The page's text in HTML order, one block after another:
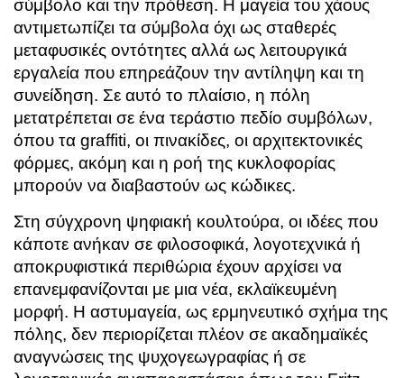
σύμβολο και την πρόθεση. Η μαγεία του χάους
αντιμετωπίζει τα σύμβολα όχι ως σταθερές
μεταφυσικές οντότητες αλλά ως λειτουργικά
εργαλεία που επηρεάζουν την αντίληψη και τη
συνείδηση. Σε αυτό το πλαίσιο, η πόλη
μετατρέπεται σε ένα τεράστιο πεδίο συμβόλων,
όπου τα graffiti, οι πινακίδες, οι αρχιτεκτονικές
φόρμες, ακόμη και η ροή της κυκλοφορίας
μπορούν να διαβαστούν ως κώδικες.
Στη σύγχρονη ψηφιακή κουλτούρα, οι ιδέες που
κάποτε ανήκαν σε φιλοσοφικά, λογοτεχνικά ή
αποκρυφιστικά περιθώρια έχουν αρχίσει να
επανεμφανίζονται με μια νέα, εκλαϊκευμένη
μορφή. Η αστυμαγεία, ως ερμηνευτικό σχήμα της
πόλης, δεν περιορίζεται πλέον σε ακαδημαϊκές
αναγνώσεις της ψυχογεωγραφίας ή σε